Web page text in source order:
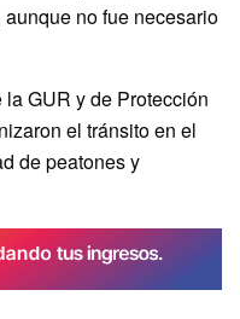
no fue necesario
GUR y de Protección
el tránsito en el
de peatones y